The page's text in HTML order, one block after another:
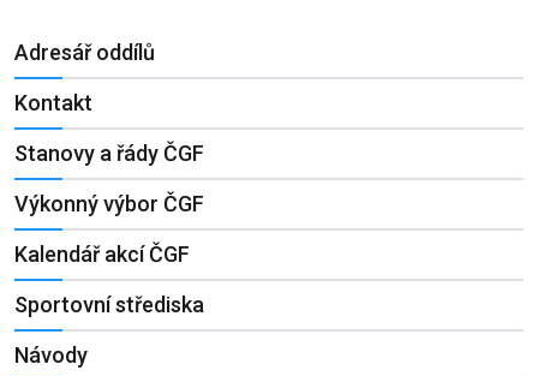
Adresář oddílů
Kontakt
Stanovy a řády ČGF
Výkonný výbor ČGF
Kalendář akcí ČGF
Sportovní střediska
Návody